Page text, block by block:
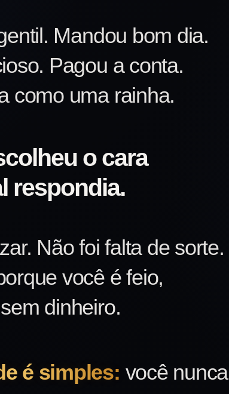
Mandou bom dia.
Pagou a conta.
como uma rainha.
o cara
respondia.
Não foi falta de sorte.
você é feio,
dinheiro.
é simples: você nunca